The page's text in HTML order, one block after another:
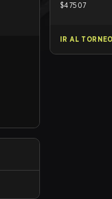
$47507
IR AL TORNEO